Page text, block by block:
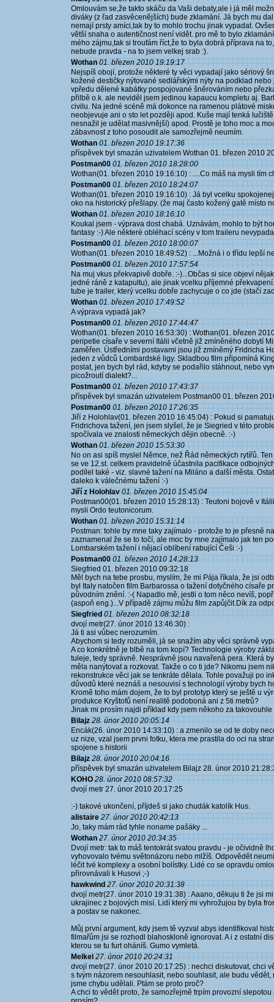
Omlouvám se,že takto skáču da Vaši debaty,ale i já měl
diváky (z řad zasvěcenějších) bude zklamání. Já bych mu
nemají prsty amíci,tak by to mohlo trochu jinak vypadat.
větší snaha o autentičnost není vidět. pro mě to bylo
mého zájmu,tak si troufám říct,že to byla dobrá příprava na
nebude pravda - na to jsem velkej srab :).
Wothan 01. březen 2010 19:19:17
Nejspíš obojí, protože některé ty věci vypadají jako sériový
kožené destičky nýtované sedlářskými nýty na podklad
vpředu dělené kabátky pospojované šněrováním nebo
přilbě o.k. ale neviděl jsem jedinou kapaucu kompletu aj.
civilu. Na jedné scéně má dokonce na ramenou plátové
neobjevuje ani o sto let později apod. Kuše mají tenká
nesnažil je udělat masivnější) apod. Prostě je toho moc a
zábavnost z toho posoudit ale samozřejmě neumím.
Wothan 01. březen 2010 19:17:36
příspěvek byl smazán użivatelem Wothan 01. březen 2010
Postman00 01. březen 2010 18:28:00
Wothan(01. březen 2010 19:16:10) : ....Co máš na mysli tím
Postman00 01. březen 2010 18:24:07
Wothan(01. březen 2010 19:16:10) : Já byl vcelku
oko na historický přešlapy. (že maj často kožený gatě místo
Wothan 01. březen 2010 18:16:10
Koukal jsem - výprava dost chabá. Uznávám, mohlo to být
fantasy :-) Ale některé obléhací scény v tom traileru
Postman00 01. březen 2010 18:00:07
Wothan(01. březen 2010 18:49:52) : ...Možná i o třídu lepší
Postman00 01. březen 2010 17:57:54
Na muj vkus překvapivě dobře. :-)...Občas si sice objeví
jedné ráně z katapultu), ale jinak vcelku příjemné
tube je trailer, který vcelku dobře zachycuje o co jde (stačí
Wothan 01. březen 2010 17:49:52
A výprava vypadá jak?
Postman00 01. březen 2010 17:44:47
Wothan(01. březen 2010 16:53:30) : Wothan(01. březen
peripetie císaře v severní Itálii včetně již zmíněného dobytí
zaměřen. Ústředními postavami jsou již zmíněmý Fridricha
jeden z vůdců Lombardské ligy. Skladbou film připomíná
poslat, jen bych byl rád, kdyby se podařilo stáhnout, nebo
picožroutí dialekt?...
Postman00 01. březen 2010 17:43:37
příspěvek byl smazán użivatelem Postman00 01. březen
Postman00 01. březen 2010 17:26:35
Jiří z Holohlav(01. březen 2010 16:45:04) : Pokud si
Fridrichova tažení, jen jsem slyšel, že je Siegried v této
spočívala ve znalosti německých dějin obecně. :-)
Wothan 01. březen 2010 15:53:30
No on asi spíš myslel Němce, než Řád německých rytířů.
se ve 12.st. celkem pravidelně účastnila pacifikace
podílel také - viz. slavné tažení na Miláno a další města.
daleko k válečnému tažení :-)
Jiří z Holohlav 01. březen 2010 15:45:04
Postman00(01. březen 2010 15:28:13) : Teutoni bojově v
mysli Ordo teutonicorum.
Wothan 01. březen 2010 15:31:14
Postman: tohle by mne taky zajímalo - protože to je přesně
zaznamenal že se to točí, ale moc by mne zajímalo jak ten
Lombarském tažení i nějací oblíbení rabující Češi :-)
Postman00 01. březen 2010 14:28:13
Siegfried 01. březen 2010 09:32:18
Měl bych na tebe prosbu, myslím, že mi Pája říkala, že jsi
byl Italy natočen film Barbarossa o tažení dotyčného císaře
původním znění. :-( Napadlo mě, jestli o tom něco nevíš,
(aspoň eng.)...V případě zájmu můžu film zapůjčit.Dík za
Siegfried 01. březen 2010 08:32:18
dvojí metr(27. únor 2010 13:46:30) :
Já ti asi vůbec nerozumím.
Abychom si tedy rozuměli, já se snažím aby věci správně
A co konkrétně je blbě na tom kopí? Technologie výroby
tuleje, tedy správně. Nesprávně jsou navařená pera. Která
měla nanýtovat a rozkovat. Takže o co ti jde? Nikomu jsem
rekonstrukce věci jak se tenkráte dělala. Tohle považuji po
důvodů které neznáš a nesouvisí s technologií výroby bych
Kromě toho mám dojem, že to byl prototyp který se ještě u
produkce Kryštofů není realitě podoboná ani z 5ti metrů?
Jinak mi prosím najdi příklad kdy jsem někoho za
Bilajz 28. únor 2010 20:05:14
Encák(26. únor 2010 14:33:10) : a zmenilo se od te doby
uz nize, vzal jsem prvni fotku, ktera me prastila do oci na
spojene s historii
Bilajz 28. únor 2010 20:04:16
příspěvek byl smazán użivatelem Bilajz 28. únor 2010
KOHO 28. únor 2010 08:57:32
dvojí metr 27. únor 2010 20:17:25
:-) takové ukončení, příjdeš si jako chudák katolík Hus.
alistaire 27. únor 2010 20:42:13
Jo, taky mám rád tyhle noname pašáky ...
Wothan 27. únor 2010 20:34:35
Dvojí metr: tak to máš tentokrát svatou pravdu - je očividně
vyhovovalo tvému světonázoru nebo mlžíš. Odpovědět
léčit tvé komplexy a osobní bolístky. Lidé co se opravdu
přirovnávali k Husovi ;-)
hawkwind 27. únor 2010 20:31:38
dvojí metr(27. únor 2010 19:31:38) : Aaano, děkuju ti že jsi
ukrajinec z bojových misí. Lidí který mi vyhrožujou by byla
a postav se nakonec.
Můj první argument, kdy jsem tě vyzval abys identifikoval
filmařům jsi se rozhodl blahoskloně ignorovat. A i z ostatní
kterou se tu furt oháníš. Gumo vymletá.
Melkel 27. únor 2010 20:24:31
dvojí metr(27. únor 2010 20:17:25) : nechci diskutovat, chci
s tvým názorem nesouhlasit, nebo souhlasit, ale budu
jsme chybu udělali. Ptám se proto proč?
A chci to vědět proto, že samozřejmě trpím provozní